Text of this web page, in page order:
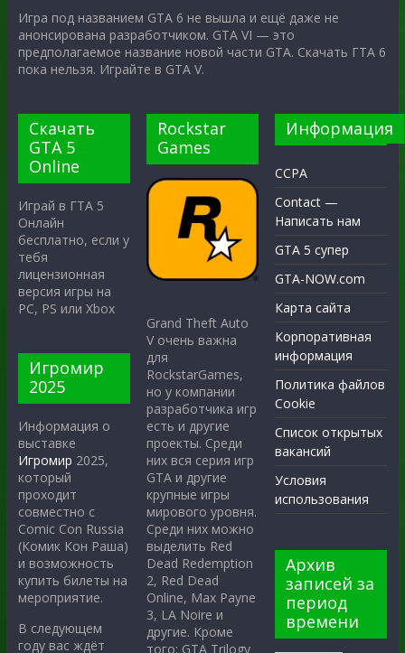
Игра под названием GTA 6 не вышла и ещё даже не
анонсирована разработчиком. GTA VI — это
предполагаемое название новой части GTA. Скачать ГТА 6
пока нельзя. Играйте в GTA V.
Скачать
GTA 5
Online
Играй в ГТА 5
Онлайн
бесплатно, если у
тебя
лицензионная
версия игры на
PC, PS или Xbox
Игромир
2025
Информация о
выставке
Игромир 2025,
который
проходит
совместно с
Comic Con Russia
(Комик Кон Раша)
и возможность
купить билеты на
мероприятие.
В следующем
году вас ждёт
Rockstar
Games
Grand Theft Auto
V очень важна
для
RockstarGames,
но у компании
разработчика игр
есть и другие
проекты. Среди
них вся серия игр
GTA и другие
крупные игры
мирового уровня.
Среди них можно
выделить Red
Dead Redemption
2, Red Dead
Online, Max Payne
3, LA Noire и
другие. Кроме
того: GTA Trilogy
Информация
CCPA
Contact —
Написать нам
GTA 5 супер
GTA-NOW.com
Карта сайта
Корпоративная
информация
Политика файлов
Cookie
Список открытых
вакансий
Условия
использования
Архив
записей за
период
времени